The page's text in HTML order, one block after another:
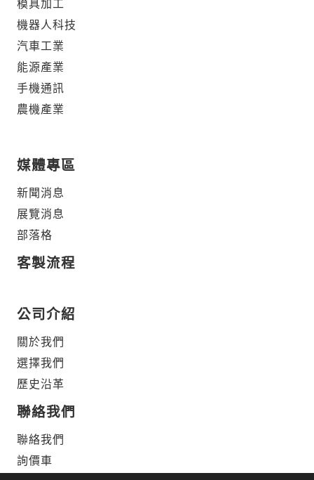
模具加工
機器人科技
汽車工業
能源產業
手機通訊
農機產業
媒體專區
新聞消息
展覽消息
部落格
客製流程
公司介紹
關於我們
選擇我們
歷史沿革
聯絡我們
聯絡我們
詢價車